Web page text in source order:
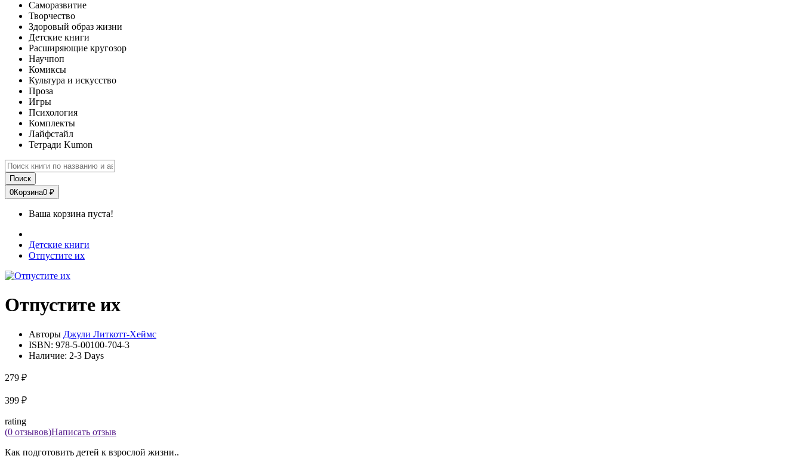
Саморазвитие
Творчество
Здоровый образ жизни
Детские книги
Расширяющие кругозор
Научпоп
Комиксы
Культура и искусство
Проза
Игры
Психология
Комплекты
Лайфстайл
Тетради Kumon
Поиск
0Корзина0 ₽
Ваша корзина пуста!
Детские книги
Отпустите их
Отпустите их
Авторы Джули Литкотт-Хеймс
ISBN: 978-5-00100-704-3
Наличие: 2-3 Days
279 ₽
399 ₽
rating
(0 отзывов)Написать отзыв
Как подготовить детей к взрослой жизни..